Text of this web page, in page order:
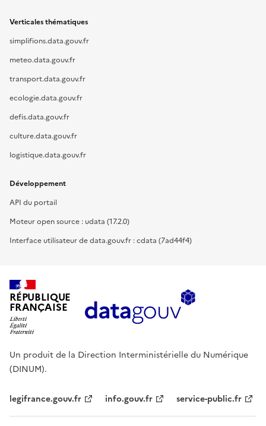
Verticales thématiques
simplifions.data.gouv.fr
meteo.data.gouv.fr
transport.data.gouv.fr
ecologie.data.gouv.fr
defis.data.gouv.fr
culture.data.gouv.fr
logistique.data.gouv.fr
Développement
API du portail
Moteur open source : udata (17.2.0)
Interface utilisateur de data.gouv.fr : cdata (7ad44f4)
RÉPUBLIQUE
FRANÇAISE
Un produit de la Direction Interministérielle du Numérique
(DINUM).
legifrance.gouv.fr info.gouv.fr service-public.fr